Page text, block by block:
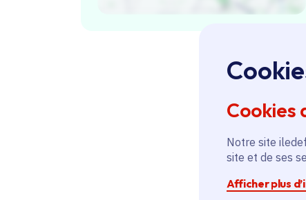
Cookies
Notre site
site et de ses
Afficher plus